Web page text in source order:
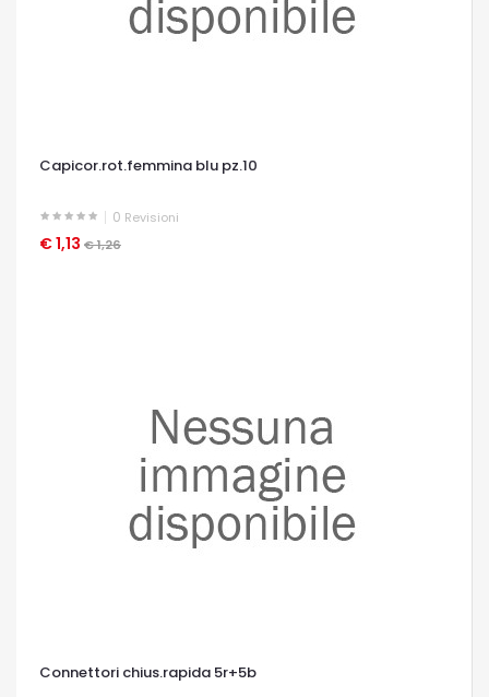
Capicor.rot.femmina blu pz.10
0 Revisioni
€ 1,13 € 1,26
OCCHIATA VELOCE
Connettori chius.rapida 5r+5b